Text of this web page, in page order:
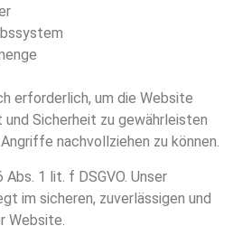
erforderlich, um die Website
Sicherheit zu gewährleisten
nachvollziehen zu können.
1 lit. f DSGVO. Unser
im sicheren, zuverlässigen und
Website.